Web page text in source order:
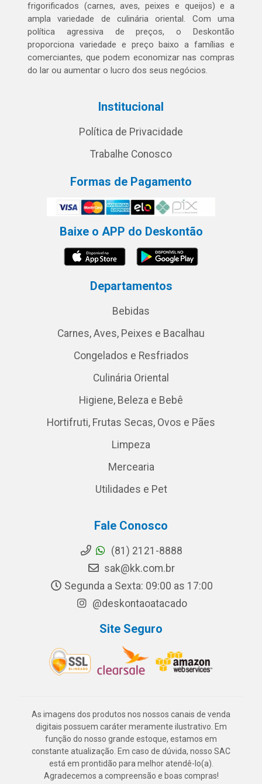
frigorificados (carnes, aves, peixes e queijos) e a
ampla variedade de culinária oriental. Com uma
política agressiva de preços, o Deskontão
proporciona variedade e preço baixo a famílias e
comerciantes, que podem economizar nas compras
do lar ou aumentar o lucro dos seus negócios.
Institucional
Política de Privacidade
Trabalhe Conosco
Formas de Pagamento
Baixe o APP do Deskontão
Departamentos
Bebidas
Carnes, Aves, Peixes e Bacalhau
Congelados e Resfriados
Culinária Oriental
Higiene, Beleza e Bebê
Hortifruti, Frutas Secas, Ovos e Pães
Limpeza
Mercearia
Utilidades e Pet
Fale Conosco
(81) 2121-8888
sak@kk.com.br
Segunda a Sexta: 09:00 as 17:00
@deskontaoatacado
Site Seguro
As imagens dos produtos nos nossos canais de venda
digitais possuem caráter meramente ilustrativo. Em
função do nosso grande estoque, estamos em
constante atualização. Em caso de dúvida, nosso SAC
está em prontidão para melhor atendê-lo(a).
Agradecemos a compreensão e boas compras!